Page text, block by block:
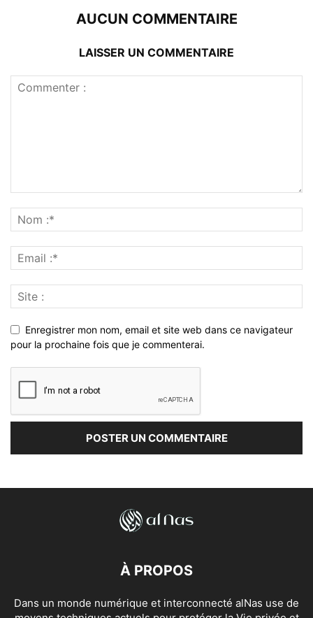
AUCUN COMMENTAIRE
LAISSER UN COMMENTAIRE
Enregistrer mon nom, email et site web dans ce navigateur
pour la prochaine fois que je commenterai.
À PROPOS
Dans un monde numérique et interconnecté alNas use de